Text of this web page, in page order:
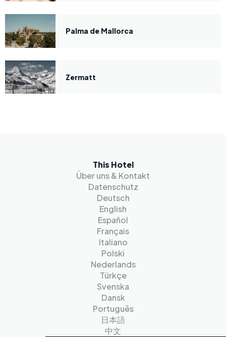
Palma de Mallorca
Zermatt
This Hotel
Über uns & Kontakt
Datenschutz
Deutsch
English
Español
Français
Italiano
Polski
Nederlands
Türkçe
Svenska
Dansk
Português
日本語
中文